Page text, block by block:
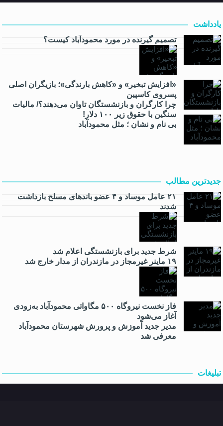
یادداشت
تصمیم گیرنده در مورد محمودآباد کیست؟
«افزایش تبخیر» و «کاهش بارندگی»؛ بازیگران اصلی
پسروی کاسپین
چرا کارگران و بازنشستگان تاوان می‌دهند؟/ مالیات
سنگین با حقوق زیر ۱۰۰ دلار!
بی نام و نشان ؛ مثل محمودآباد
جدیدترین مطالب
۲۱ عامل موساد و ۴ عضو باند‌های مسلح بازداشت
شدند
شرط جدید برای بازنشستگی اعلام شد
۱۹ ماینر غیرمجاز در مازندران از مدار خارج شد
فاز نخست نیروگاه ۵۰۰ مگاواتی محمودآباد به‌زودی
آغاز می‌شود
مدیر جدید آموزش و پرورش شهرستان محمودآباد
معرفی شد
تبلیغات